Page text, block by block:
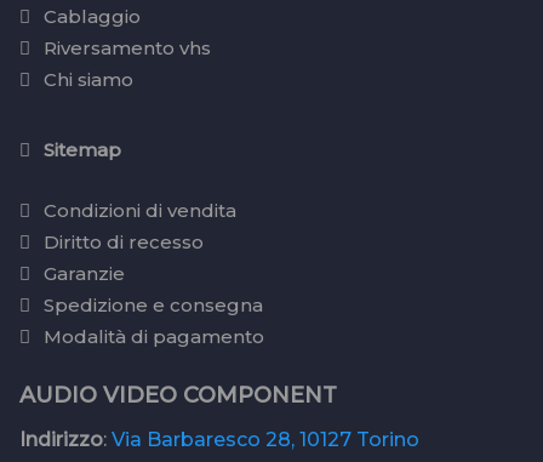
Cablaggio
Riversamento vhs
Chi siamo
Sitemap
Condizioni di vendita
Diritto di recesso
Garanzie
Spedizione e consegna
Modalità di pagamento
AUDIO VIDEO COMPONENT
Indirizzo: Via Barbaresco 28, 10127 Torino